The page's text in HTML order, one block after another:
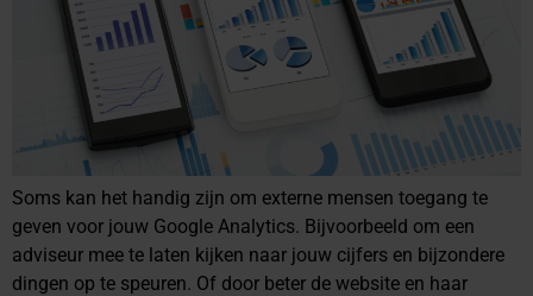
Soms kan het handig zijn om externe mensen toegang te
geven voor jouw Google Analytics. Bijvoorbeeld om een
adviseur mee te laten kijken naar jouw cijfers en bijzondere
dingen op te speuren. Of door beter de website en haar